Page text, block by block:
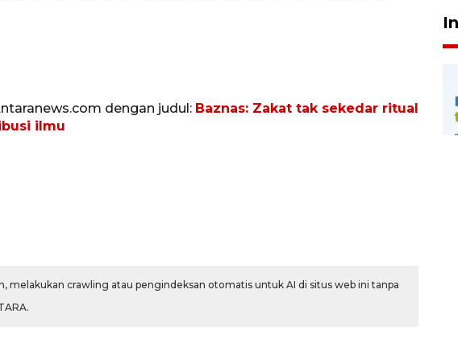
dengan judul: Baznas: Zakat tak sekedar ritual
ilmu
melakukan crawling atau pengindeksan otomatis untuk AI di situs web ini tanpa